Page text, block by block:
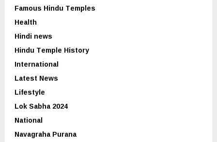
Famous Hindu Temples
Health
Hindi news
Hindu Temple History
International
Latest News
Lifestyle
Lok Sabha 2024
National
Navagraha Purana